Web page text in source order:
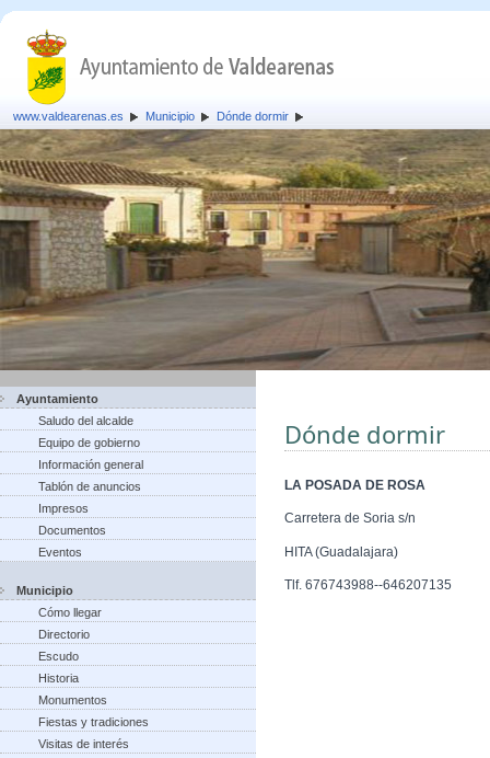
www.valdearenas.es Municipio Dónde dormir
Ayuntamiento
Saludo del alcalde
Equipo de gobierno
Información general
Tablón de anuncios
Impresos
Documentos
Eventos
Municipio
Cómo llegar
Directorio
Escudo
Historia
Monumentos
Fiestas y tradiciones
Visitas de interés
Dónde dormir
LA POSADA DE ROSA
Carretera de Soria s/n
HITA (Guadalajara)
Tlf. 676743988--646207135